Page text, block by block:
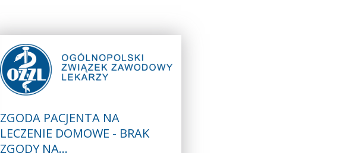
ZGODA PACJENTA NA
LECZENIE DOMOWE - BRAK
ZGODY NA…